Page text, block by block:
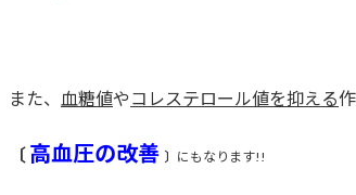
また、 血糖値や コレステロール値を抑える
〔 高血圧の改善 〕 にもなります!!